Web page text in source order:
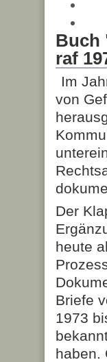
Buch
raf
Im
von
Der
heute
Briefe
1973
haben.